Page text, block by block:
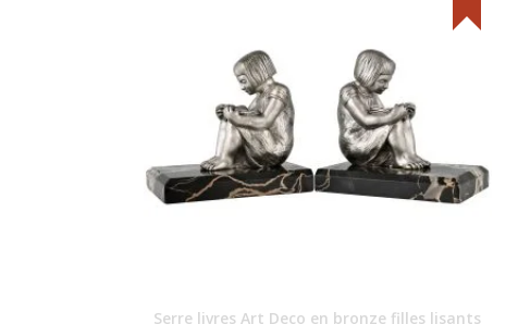
Serre livres Art Deco en bronze filles lisants